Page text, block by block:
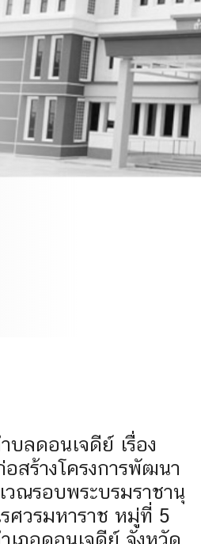
มหาราช หมู่ที่ 5
ดีย์ อำเภอ
หวัดสุรรณบุรี
ดราคา
ส์ (e-bidding)
บลดอนเจดีย์ เรื่อง
อสร้างโครงการพัฒนา
วณรอบพระบรมราชานุ
ศวรมหาราช หมู่ที่ 5